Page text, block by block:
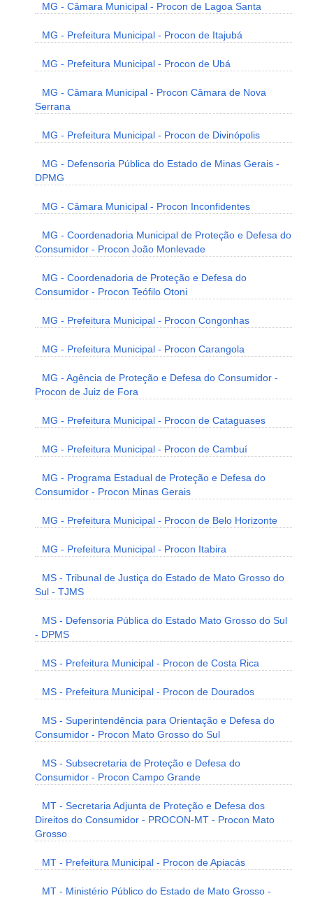
MG - Câmara Municipal - Procon de Lagoa Santa
MG - Prefeitura Municipal - Procon de Itajubá
MG - Prefeitura Municipal - Procon de Ubá
MG - Câmara Municipal - Procon Câmara de Nova
Serrana
MG - Prefeitura Municipal - Procon de Divinópolis
MG - Defensoria Pública do Estado de Minas Gerais -
DPMG
MG - Câmara Municipal - Procon Inconfidentes
MG - Coordenadoria Municipal de Proteção e Defesa do
Consumidor - Procon João Monlevade
MG - Coordenadoria de Proteção e Defesa do
Consumidor - Procon Teófilo Otoni
MG - Prefeitura Municipal - Procon Congonhas
MG - Prefeitura Municipal - Procon Carangola
MG - Agência de Proteção e Defesa do Consumidor -
Procon de Juiz de Fora
MG - Prefeitura Municipal - Procon de Cataguases
MG - Prefeitura Municipal - Procon de Cambuí
MG - Programa Estadual de Proteção e Defesa do
Consumidor - Procon Minas Gerais
MG - Prefeitura Municipal - Procon de Belo Horizonte
MG - Prefeitura Municipal - Procon Itabira
MS - Tribunal de Justiça do Estado de Mato Grosso do
Sul - TJMS
MS - Defensoria Pública do Estado Mato Grosso do Sul
- DPMS
MS - Prefeitura Municipal - Procon de Costa Rica
MS - Prefeitura Municipal - Procon de Dourados
MS - Superintendência para Orientação e Defesa do
Consumidor - Procon Mato Grosso do Sul
MS - Subsecretaria de Proteção e Defesa do
Consumidor - Procon Campo Grande
MT - Secretaria Adjunta de Proteção e Defesa dos
Direitos do Consumidor - PROCON-MT - Procon Mato
Grosso
MT - Prefeitura Municipal - Procon de Apiacás
MT - Ministério Público do Estado de Mato Grosso -